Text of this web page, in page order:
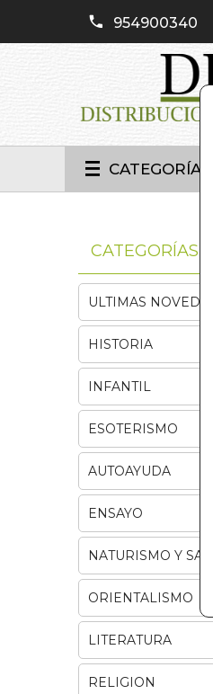
954900340
CATEGORÍAS
CATEGORÍAS
ULTIMAS
HISTORIA
INFANTIL
ESOTERISMO
AUTOAYUDA
ENSAYO
NATURISMO Y
ORIENTALISMO
LITERATURA
RELIGION